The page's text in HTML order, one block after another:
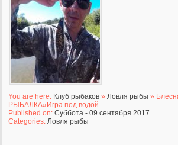
You are here: Клуб рыбаков »Ловля рыбы »
РЫБАЛКА»Игра под водой.
Published on:Суббота - 09 сентября 2017
Categories:Ловля рыбы